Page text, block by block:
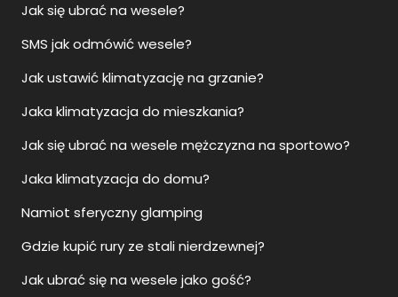
Jak się ubrać na wesele?
SMS jak odmówić wesele?
Jak ustawić klimatyzację na grzanie?
Jaka klimatyzacja do mieszkania?
Jak się ubrać na wesele mężczyzna na sportowo?
Jaka klimatyzacja do domu?
Namiot sferyczny glamping
Gdzie kupić rury ze stali nierdzewnej?
Jak ubrać się na wesele jako gość?